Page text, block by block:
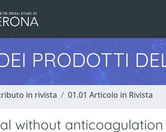
PRODOTTI
in rivista 01.01 Articolo in Rivista
without